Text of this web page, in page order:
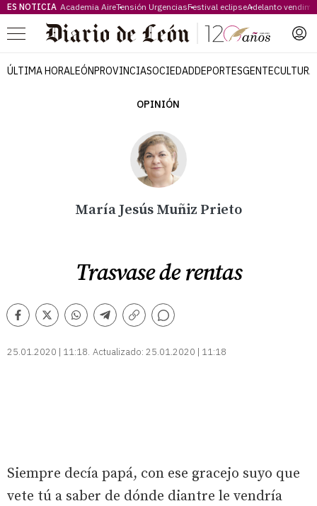
ES NOTICIA Academia AireTensión UrgenciasFestival eclipseAdelanto
Menú
ÚLTIMA HORALEÓNPROVINCIASOCIEDADDEPORTESGENTECULTURA
OPINIÓN
María Jesús Muñiz Prieto
Trasvase de rentas
Facebook
TwitterWhatsappTelegram
Copiar
Comentarios
25.01.2020 | 11:18 Actualizado: 25.01.2020 | 11:18
Siempre decía papá, con ese gracejo suyo que
vete tú a saber de dónde diantre le vendría